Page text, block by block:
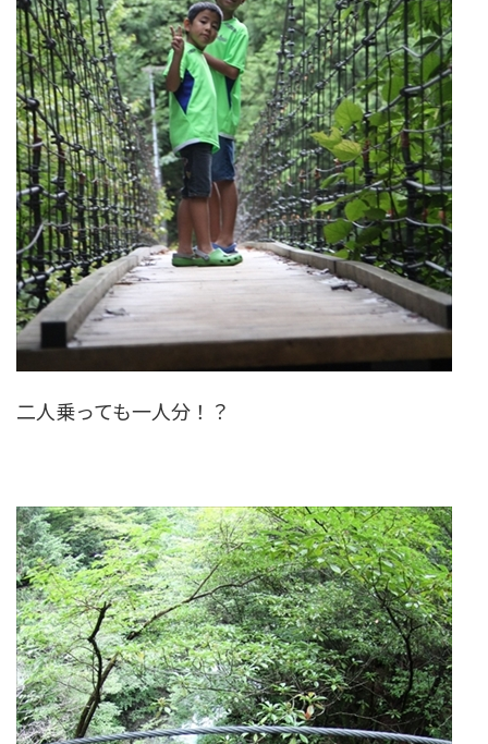
二人乗っても一人分！？